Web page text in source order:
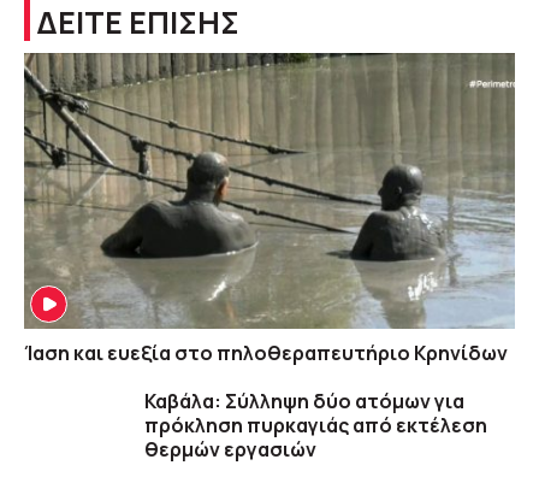
ΔΕΙΤΕ ΕΠΙΣΗΣ
Ίαση και ευεξία στο πηλοθεραπευτήριο Κρηνίδων
Καβάλα: Σύλληψη δύο ατόμων για
πρόκληση πυρκαγιάς από εκτέλεση
θερμών εργασιών